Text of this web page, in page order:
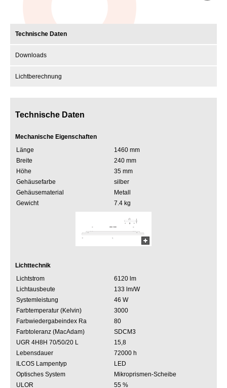
Technische Daten
Downloads
Lichtberechnung
Technische Daten
Mechanische Eigenschaften
Länge
1460 mm
Breite
240 mm
Höhe
35 mm
Gehäusefarbe
silber
Gehäusematerial
Metall
Gewicht
7.4 kg
Lichttechnik
Lichtstrom
6120 lm
Lichtausbeute
133 lm/W
Systemleistung
46 W
Farbtemperatur (Kelvin)
3000
Farbwiedergabeindex Ra
80
Farbtoleranz (MacAdam)
SDCM3
UGR 4H8H 70/50/20 L
15,8
Lebensdauer
72000 h
ILCOS Lampentyp
LED
Optisches System
Mikroprismen-Scheibe
ULOR
55 %